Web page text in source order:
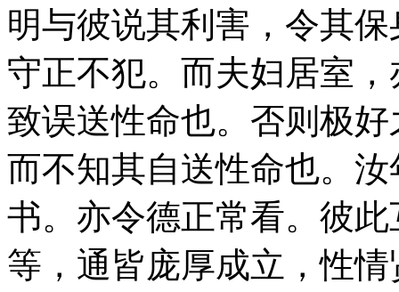
明与彼说其利害，令其
守正不犯。而夫妇居室
致误送性命也。否则极
而不知其自送性命也。
书。亦令德正常看。彼
等，通皆庞厚成立，性